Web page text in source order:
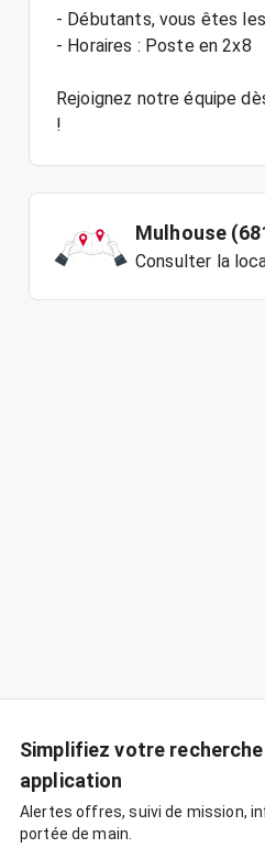
- Débutants, vous êtes
- Horaires : Poste en 2x8
Rejoignez notre équipe
Mulhouse
Consulter la
Simplifiez votre
application
Alertes offres, suivi de mission,
portée de main.